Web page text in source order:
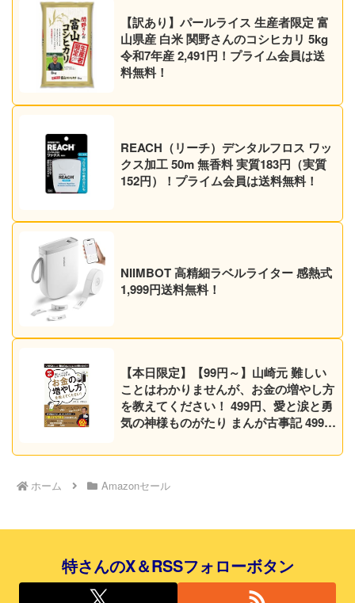
【訳あり】パールライス 生産者限定 富
山県産 白米 関野さんのコシヒカリ 5kg
令和7年産 2,491円！プライム会員は送
料無料！
REACH（リーチ）デンタルフロス ワッ
クス加工 50m 無香料 実質183円（実質
152円）！プライム会員は送料無料！
NIIMBOT 高精細ラベルライター 感熱式
1,999円送料無料！
【本日限定】【99円～】山崎元 難しい
ことはわかりませんが、お金の増やし方
を教えてください！ 499円、愛と涙と勇
気の神様ものがたり まんが古事記 499円
ホーム Amazonセール
特さんのX＆RSSフォローボタン